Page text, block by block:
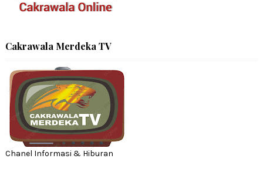
Cakrawala Merdeka TV
Chanel Informasi & Hiburan